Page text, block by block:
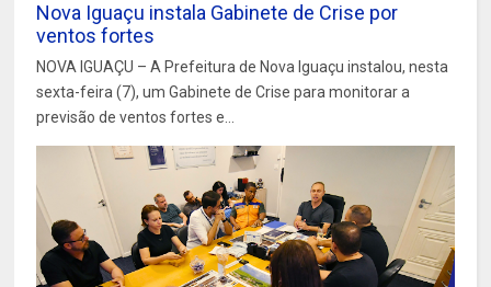
Nova Iguaçu instala Gabinete de Crise por
ventos fortes
NOVA IGUAÇU – A Prefeitura de Nova Iguaçu instalou, nesta
sexta-feira (7), um Gabinete de Crise para monitorar a
previsão de ventos fortes e...